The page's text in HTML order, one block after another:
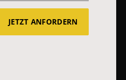
Datenschutz Barrierefreiheit
Impressum
JETZT ANFORDERN